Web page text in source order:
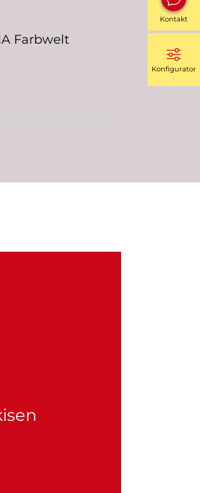
Farbwelt
Kontakt
Konfigurator